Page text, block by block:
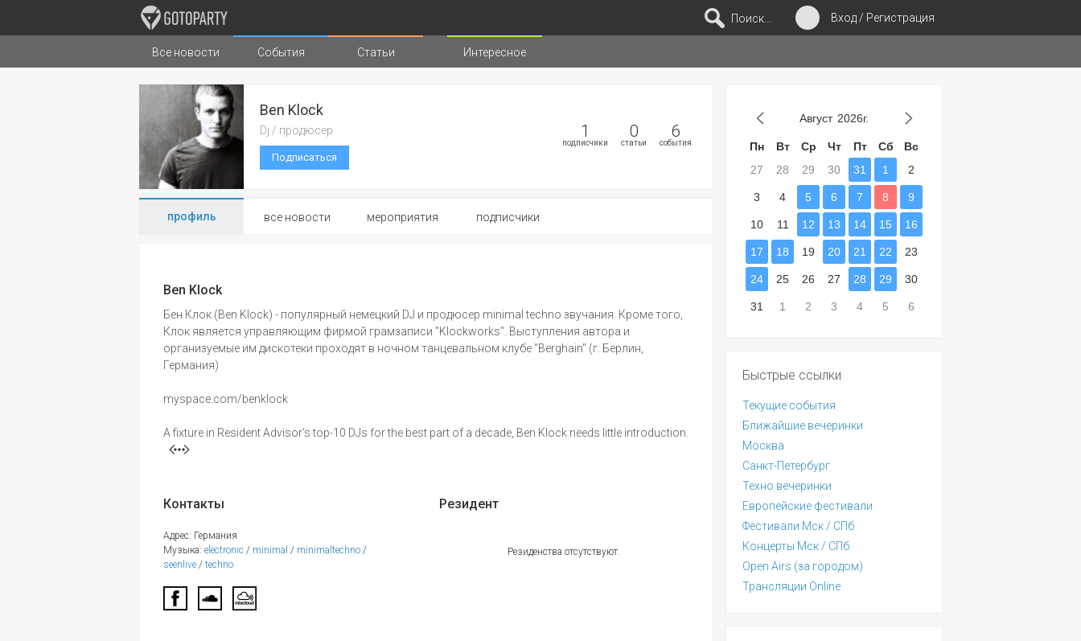
Вход / Регистрация
Поиск...
Города Музыка Типы страниц
Все новости События Статьи Интересное
1
подписчики
0
статьи
6
события
Ben Klock
Dj / продюсер
Подписаться
профиль все новости мероприятия подписчики
Ben Klock
Бен Клок (Ben Klock) - популярный немецкий DJ и продюсер minimal techno звучания. Кроме того,
Клок является управляющим фирмой грамзаписи "Klockworks". Выступления автора и
организуемые им дискотеки проходят в ночном танцевальном клубе "Berghain" (г. Берлин,
Германия)
myspace.com/benklock
A fixture in Resident Advisor’s top-10 DJs for the best part of a decade, Ben Klock needs little introduction.
Контакты
Адрес: Германия
Музыка: electronic / minimal / minimaltechno /
seenlive / techno
Резидент
Резиденства отсутствуют.
Август 2026г.
Пн Вт Ср Чт Пт Сб
Вс
27
28 29 30 31 1 2
3 4 5 6 7 8 9
10 11 12 13 14 15 16
17 18 19 20 21 22 23
24 25 26 27 28 29 30
31 1 2 3 4 5 6
Быстрые ссылки
Текущие события
Ближайшие вечеринки
Москва
Санкт-Петербург
Техно вечеринки
Европейские фестивали
Фестивали Мск / СПб
Концерты Мск / СПб
Open Airs (за городом)
Трансляции Online